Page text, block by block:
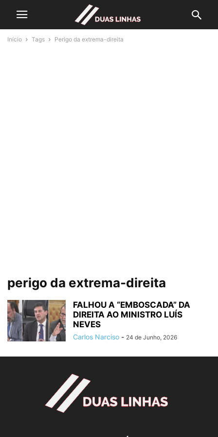
Início Tags Perigo da extrema-direita
perigo da extrema-direita
FALHOU A “EMBOSCADA” DA
DIREITA AO MINISTRO LUÍS
NEVES
Carlos Narciso - 24 de Junho, 2026